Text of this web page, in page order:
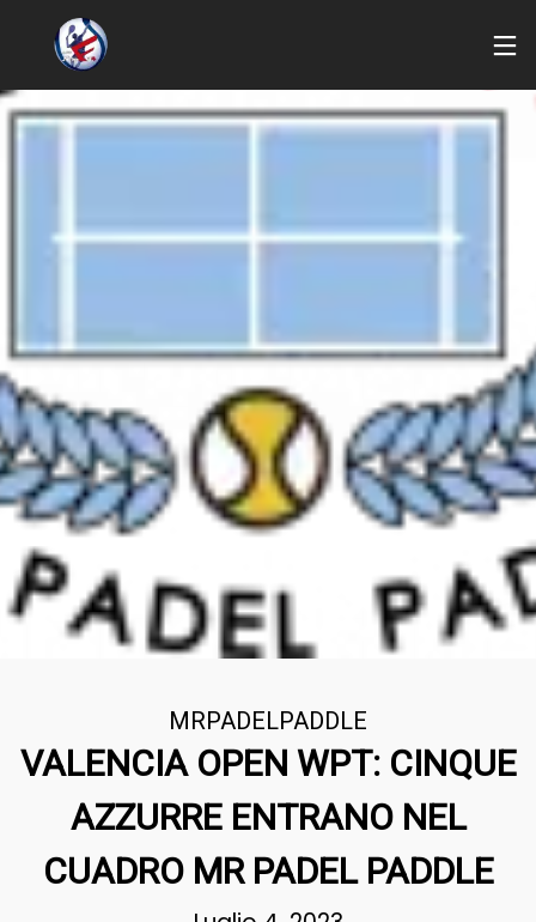
MRPADELPADDLE
VALENCIA OPEN WPT: CINQUE
AZZURRE ENTRANO NEL
CUADRO MR PADEL PADDLE